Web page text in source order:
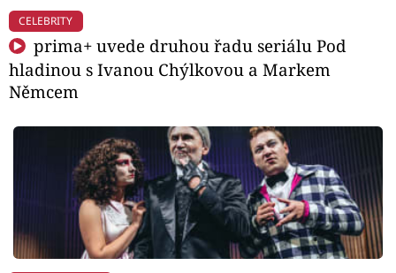
CELEBRITY
prima+ uvede druhou řadu seriálu Pod
hladinou s Ivanou Chýlkovou a Markem
Němcem